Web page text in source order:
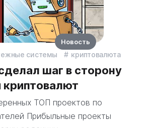
системы криптовалюта
шаг в сторону
криптовалют
ТОП проектов по
Прибыльные проекты
Новость